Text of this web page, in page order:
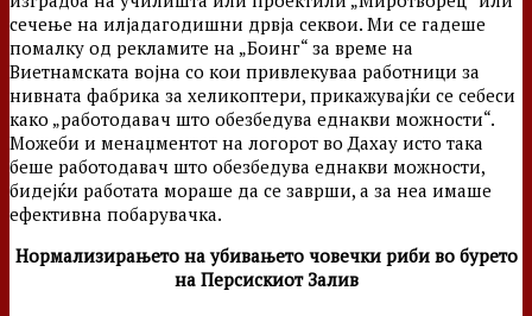
сечење на илјадагодишни дрвја секвои. Ми се гадеше
помалку од рекламите на „Боинг“ за време на
Виетнамската војна со кои привлекуваа работници за
нивната фабрика за хеликоптери, прикажувајќи се себеси
како „работодавач што обезбедува еднакви можности“.
Можеби и менаџментот на логорот во Дахау исто така
беше работодавач што обезбедува еднакви можности,
бидејќи работата мораше да се заврши, а за неа имаше
ефективна побарувачка.
Нормализирањето на убивањето човечки риби во бурето
на Персискиот Залив